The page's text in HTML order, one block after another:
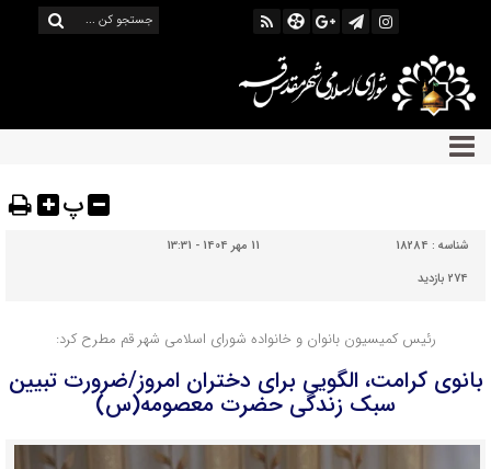
پ
شناسه : 18284
11 مهر 1404 - 13:31
274 بازدید
رئیس کمیسیون بانوان و خانواده شورای اسلامی شهر قم مطرح کرد:
بانوی کرامت، الگویی برای دختران امروز/ضرورت تبیین
سبک زندگی حضرت معصومه(س)